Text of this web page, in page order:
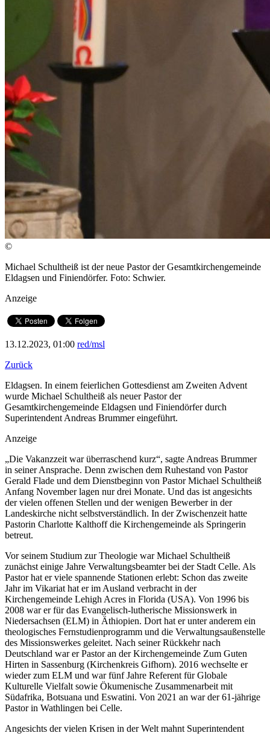
©
Michael Schultheiß ist der neue Pastor der Gesamtkirchengemeinde
Eldagsen und Finiendörfer. Foto: Schwier.
Anzeige
13.12.2023, 01:00 red/msl
Zurück
Eldagsen. In einem feierlichen Gottesdienst am Zweiten Advent
wurde Michael Schultheiß als neuer Pastor der
Gesamtkirchengemeinde Eldagsen und Finiendörfer durch
Superintendent Andreas Brummer eingeführt.
Anzeige
„Die Vakanzzeit war überraschend kurz“, sagte Andreas Brummer
in seiner Ansprache. Denn zwischen dem Ruhestand von Pastor
Gerald Flade und dem Dienstbeginn von Pastor Michael Schultheiß
Anfang November lagen nur drei Monate. Und das ist angesichts
der vielen offenen Stellen und der wenigen Bewerber in der
Landeskirche nicht selbstverständlich. In der Zwischenzeit hatte
Pastorin Charlotte Kalthoff die Kirchengemeinde als Springerin
betreut.
Vor seinem Studium zur Theologie war Michael Schultheiß
zunächst einige Jahre Verwaltungsbeamter bei der Stadt Celle. Als
Pastor hat er viele spannende Stationen erlebt: Schon das zweite
Jahr im Vikariat hat er im Ausland verbracht in der
Kirchengemeinde Lehigh Acres in Florida (USA). Von 1996 bis
2008 war er für das Evangelisch-lutherische Missionswerk in
Niedersachsen (ELM) in Äthiopien. Dort hat er unter anderem ein
theologisches Fernstudienprogramm und die Verwaltungsaußenstelle
des Missionswerkes geleitet. Nach seiner Rückkehr nach
Deutschland war er Pastor an der Kirchengemeinde Zum Guten
Hirten in Sassenburg (Kirchenkreis Gifhorn). 2016 wechselte er
wieder zum ELM und war fünf Jahre Referent für Globale
Kulturelle Vielfalt sowie Ökumenische Zusammenarbeit mit
Südafrika, Botsuana und Eswatini. Von 2021 an war der 61-jährige
Pastor in Wathlingen bei Celle.
Angesichts der vielen Krisen in der Welt mahnt Superintendent